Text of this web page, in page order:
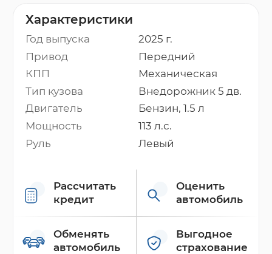
Характеристики
Год выпуска
2025 г.
Привод
Передний
КПП
Механическая
Тип кузова
Внедорожник 5 дв.
Двигатель
Бензин, 1.5 л
Мощность
113 л.с.
Руль
Левый
Рассчитать
кредит
Оценить
автомобиль
Обменять
автомобиль
Выгодное
страхование